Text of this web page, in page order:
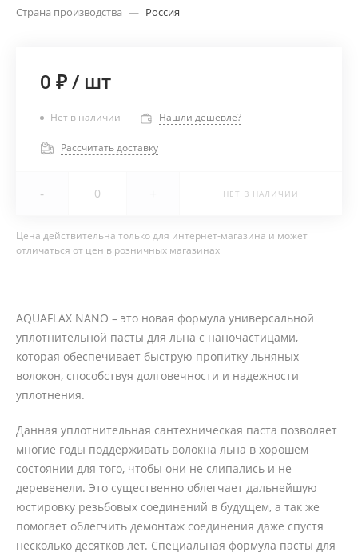
Страна производства — Россия
0 ₽/ шт
Нет в наличии Нашли дешевле?
Рассчитать доставку
- + НЕТ В НАЛИЧИИ
Цена действительна только для интернет-магазина и может
отличаться от цен в розничных магазинах
AQUAFLAX NANO – это новая формула универсальной
уплотнительной пасты для льна с наночастицами,
которая обеспечивает быструю пропитку льняных
волокон, способствуя долговечности и надежности
уплотнения.
Данная уплотнительная сантехническая паста позволяет
многие годы поддерживать волокна льна в хорошем
состоянии для того, чтобы они не слипались и не
деревенели. Это существенно облегчает дальнейшую
юстировку резьбовых соединений в будущем, а так же
помогает облегчить демонтаж соединения даже спустя
несколько десятков лет. Специальная формула пасты для